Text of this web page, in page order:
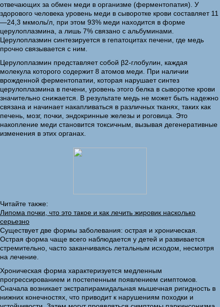
отвечающих за обмен меди в организме (ферментопатия). У
здорового человека уровень меди в сыворотке крови составляет 11
—24,3 мкмоль/л, при этом 93% меди находится в форме
церулоплазмина, а лишь 7% связано с альбуминами.
Церулоплазмин синтезируется в гепатоцитах печени, где медь
прочно связывается с ним.
Церулоплазмин представляет собой β2-глобулин, каждая
молекула которого содержит 8 атомов меди. При наличии
врожденной ферментопатии, которая нарушает синтез
церулоплазмина в печени, уровень этого белка в сыворотке крови
значительно снижается. В результате медь не может быть надежно
связана и начинает накапливаться в различных тканях, таких как
печень, мозг, почки, эндокринные железы и роговица. Это
накопление меди становится токсичным, вызывая дегенеративные
изменения в этих органах.
Читайте также:
Липома почки, что это такое и как лечить жировик насколько
серьезно
Существует две формы заболевания: острая и хроническая.
Острая форма чаще всего наблюдается у детей и развивается
стремительно, часто заканчиваясь летальным исходом, несмотря
на лечение.
Хроническая форма характеризуется медленным
прогрессированием и постепенным появлением симптомов.
Сначала возникает экстрапирамидальная мышечная ригидность в
нижних конечностях, что приводит к нарушениям походки и